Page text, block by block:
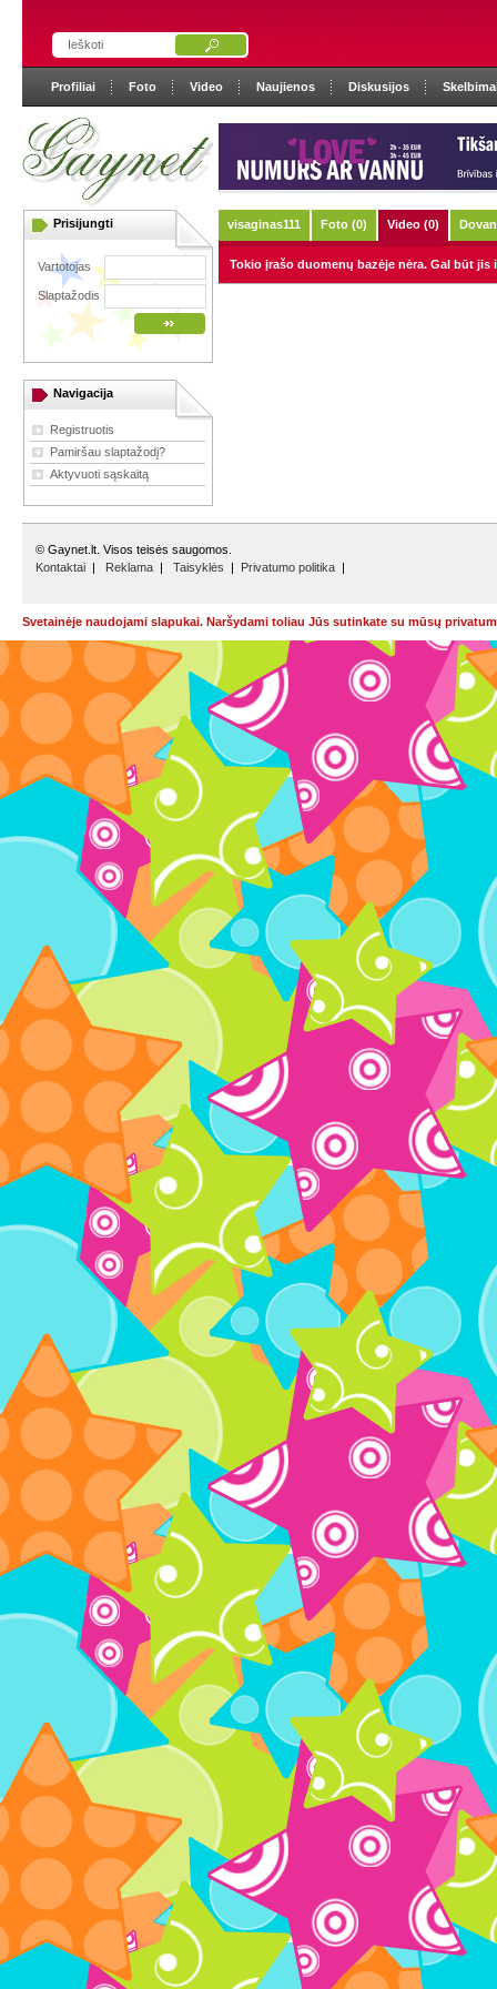
Profiliai Foto Video Naujienos Diskusijos
Prisijungti
Vartotojas
Slaptažodis
Navigacija
Registruotis
Pamiršau slaptažodį?
Aktyvuoti sąskaitą
visaginas111 Foto (0) Video (0)
Tokio įrašo duomenų bazėje nėra. Gal būt jis
© Gaynet.lt. Visos teisės saugomos.
Kontaktai | Reklama | Taisyklės | Privatumo politika |
Svetainėje naudojami slapukai. Naršydami toliau Jūs sutinkate su mūsų